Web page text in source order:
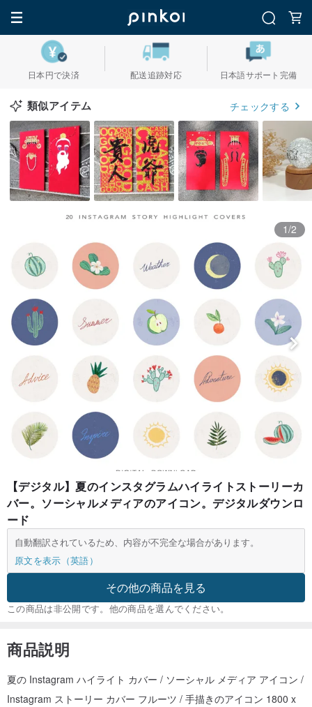
日本円で決済 配送追跡対応 日本語サポート完備
類似アイテム チェックする
1/2
【デジタル】夏のインスタグラムハイライトストーリーカ
バー。ソーシャルメディアのアイコン。デジタルダウンロ
ード
自動翻訳されているため、内容が不完全な場合があります。
原文を表示（英語）
その他の商品を見る
この商品は非公開です。他の商品を選んでください。
商品説明
夏の Instagram ハイライト カバー / ソーシャル メディア アイコン /
Instagram ストーリー カバー フルーツ / 手描きのアイコン 1800 x